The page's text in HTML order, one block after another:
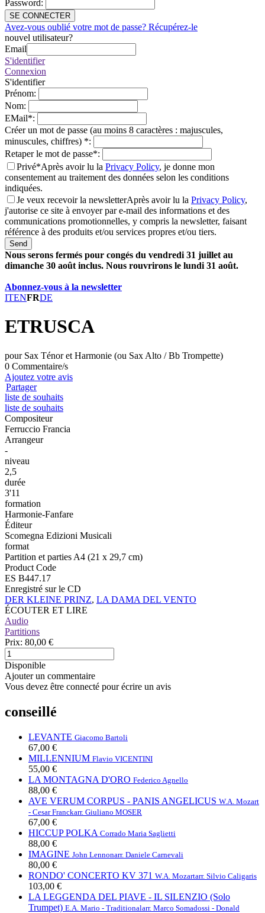
Password:
SE CONNECTER
Avez-vous oublié votre mot de passe? Récupérez-le
nouvel utilisateur?
Email
S'identifier
Connexion
S'identifier
Prénom:
Nom:
EMail*:
Créer un mot de passe (au moins 8 caractères : majuscules,
minuscules, chiffres) *:
Retaper le mot de passe*:
Privé*Après avoir lu la Privacy Policy, je donne mon
consentement au traitement des données selon les conditions
indiquées.
Je veux recevoir la newsletterAprès avoir lu la Privacy Policy,
j'autorise ce site à envoyer par e-mail des informations et des
communications promotionnelles, y compris la newsletter, faisant
référence à des produits et/ou services propres et/ou tiers.
Send
Nous serons fermés pour congés du vendredi 31 juillet au
dimanche 30 août inclus. Nous rouvrirons le lundi 31 août.
Abonnez-vous à la newsletter
ITENFRDE
ETRUSCA
pour Sax Ténor et Harmonie (ou Sax Alto / Bb Trompette)
0 Commentaire/s
Ajoutez votre avis
Partager
liste de souhaits
liste de souhaits
Compositeur
Ferruccio Francia
Arrangeur
-
niveau
2,5
durée
3'11
formation
Harmonie-Fanfare
Éditeur
Scomegna Edizioni Musicali
format
Partition et parties A4 (21 x 29,7 cm)
Product Code
ES B447.17
Enregistré sur le CD
DER KLEINE PRINZ, LA DAMA DEL VENTO
ÉCOUTER ET LIRE
Audio
Partitions
Prix: 80,00 €
Disponible
Ajouter un commentaire
Vous devez être connecté pour écrire un avis
conseillé
LEVANTE Giacomo Bartoli
67,00 €
MILLENNIUM Flavio VICENTINI
55,00 €
LA MONTAGNA D'ORO Federico Agnello
88,00 €
AVE VERUM CORPUS - PANIS ANGELICUS W.A. Mozart
- Cesar Franckarr. Giuliano MOSER
67,00 €
HICCUP POLKA Corrado Maria Saglietti
88,00 €
IMAGINE John Lennonarr. Daniele Carnevali
80,00 €
RONDO' CONCERTO KV 371 W.A. Mozartarr. Silvio Caligaris
103,00 €
LA LEGGENDA DEL PIAVE - IL SILENZIO (Solo
Trumpet) E.A. Mario - Traditionalarr. Marco Somadossi - Donald